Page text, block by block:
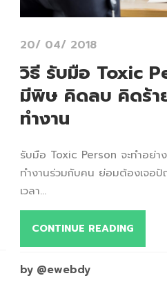
20/ 04/ 2018
วิธี รับมือ Toxic
มีพิษ คิดลบ คิดร้า
ทำงาน
รับมือ Toxic Person จะทำอย่า
ทำงานร่วมกับคน ย่อมต้องเจอ
เวลา...
CONTINUE READING
by @ewebdy